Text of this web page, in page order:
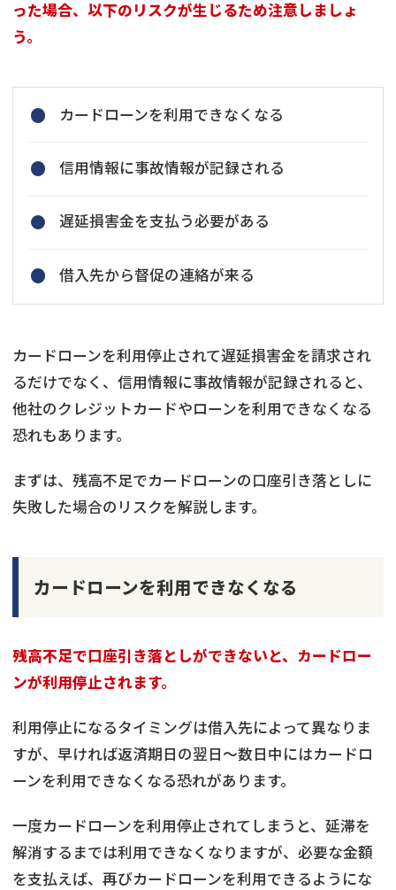
った場合、以下のリスクが生じるため注意しましょ
う。
カードローンを利用できなくなる
信用情報に事故情報が記録される
遅延損害金を支払う必要がある
借入先から督促の連絡が来る
カードローンを利用停止されて遅延損害金を請求され
るだけでなく、信用情報に事故情報が記録されると、
他社のクレジットカードやローンを利用できなくなる
恐れもあります。
まずは、残高不足でカードローンの口座引き落としに
失敗した場合のリスクを解説します。
カードローンを利用できなくなる
残高不足で口座引き落としができないと、カードロー
ンが利用停止されます。
利用停止になるタイミングは借入先によって異なりま
すが、早ければ返済期日の翌日〜数日中にはカードロ
ーンを利用できなくなる恐れがあります。
一度カードローンを利用停止されてしまうと、延滞を
解消するまでは利用できなくなりますが、必要な金額
を支払えば、再びカードローンを利用できるようにな